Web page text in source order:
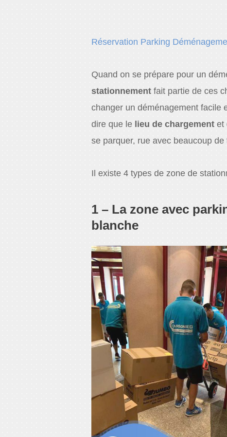
Réservation Parking
Quand on se prépare pour un
stationnement fait partie de ces
changer un déménagement facile
dire que le lieu de chargement et
se parquer, rue avec beaucoup
Il existe 4 types de zone de
1 – La zone avec
blanche